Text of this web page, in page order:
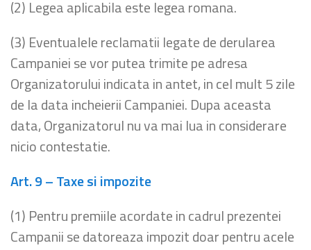
(2) Legea aplicabila este legea romana.
(3) Eventualele reclamatii legate de derularea
Campaniei se vor putea trimite pe adresa
Organizatorului indicata in antet, in cel mult 5 zile
de la data incheierii Campaniei. Dupa aceasta
data, Organizatorul nu va mai lua in considerare
nicio contestatie.
Art. 9 – Taxe si impozite
(1) Pentru premiile acordate in cadrul prezentei
Campanii se datoreaza impozit doar pentru acele